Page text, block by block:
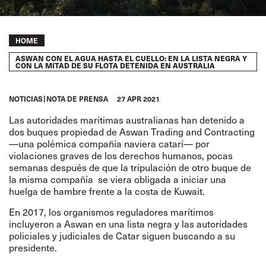
Breadcrumb
HOME
ASWAN CON EL AGUA HASTA EL CUELLO: EN LA LISTA NEGRA Y
CON LA MITAD DE SU FLOTA DETENIDA EN AUSTRALIA
NOTICIAS NOTA DE PRENSA 27 APR 2021
Las autoridades marítimas australianas han detenido a
dos buques propiedad de Aswan Trading and Contracting
—una polémica compañía naviera catarí— por
violaciones graves de los derechos humanos, pocas
semanas después de que la tripulación de otro buque de
la misma compañía se viera obligada a iniciar una
huelga de hambre frente a la costa de Kuwait.
En 2017, los organismos reguladores marítimos
incluyeron a Aswan en una lista negra y lasautoridades
policiales y judiciales de Catar siguen buscando a su
presidente.